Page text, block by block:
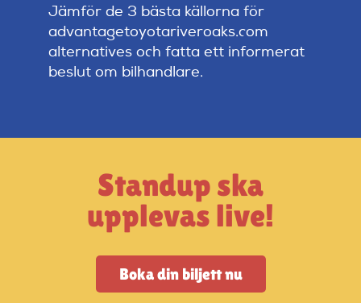
Lineup
StandUpSverige PODDEN
Jämför de 3 bästa källorna för
advantagetoyotariveroaks.com
alternatives och fatta ett informerat
beslut om bilhandlare.
Standup ska
upplevas live!
Boka din biljett nu